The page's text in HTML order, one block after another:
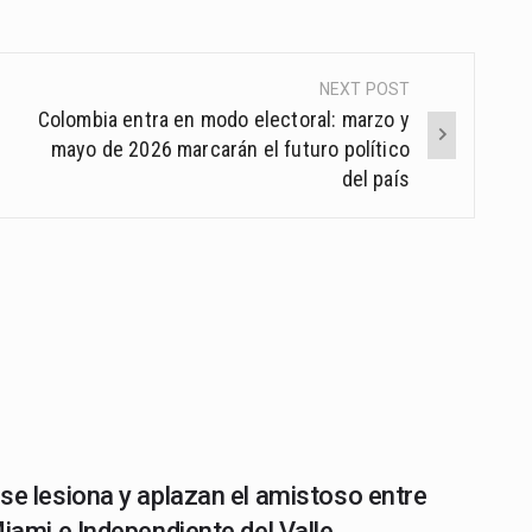
NEXT POST
Colombia entra en modo electoral: marzo y
mayo de 2026 marcarán el futuro político
del país
lesiona y aplazan el amistoso entre